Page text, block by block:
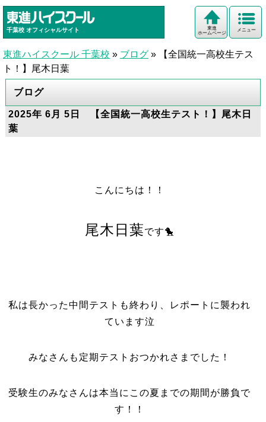
千葉校 オフィシャルサイト メニュー
東進
ホームページ
東進ハイスクール 千葉校 » ブログ »
【全国統一高校生テス
ト！】尾木日葉
ブログ
2025年 6月 5日 【全国統一高校生テスト！】尾木日
葉
こんにちは！！
尾木日葉です🐤
私は長かった中間テストも終わり、レポートに襲われ
ています泣
みなさんも定期テストおつかれさまでした！
受験生のみなさんは本当にこの夏までの期間が勝負で
す！！